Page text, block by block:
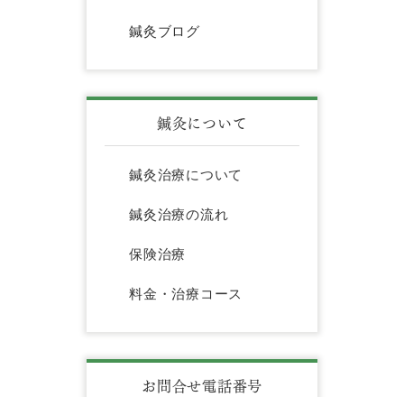
鍼灸ブログ
鍼灸について
鍼灸治療について
鍼灸治療の流れ
保険治療
料金・治療コース
お問合せ電話番号